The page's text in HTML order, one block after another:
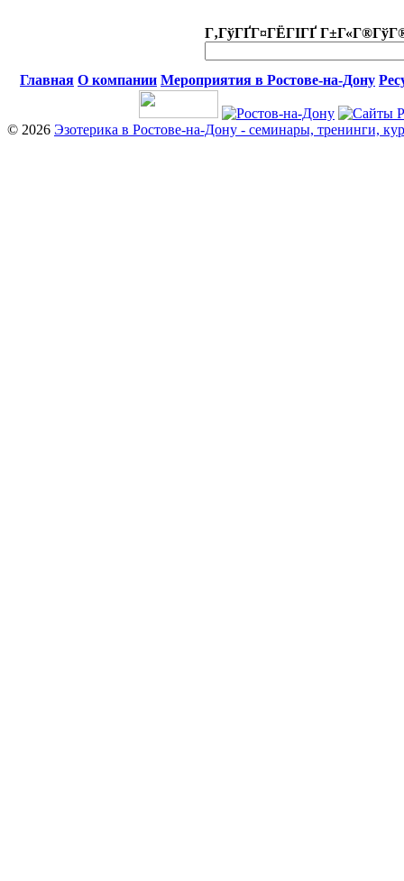
Г‚ГўГҐГ¤ГЁГІГҐ
Главная О компании Мероприятия в Ростове-на-Дону
© 2026 Эзотерика в Ростове-на-Дону - семинары, тренинги,